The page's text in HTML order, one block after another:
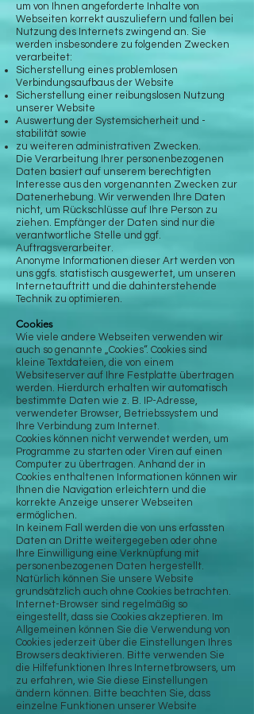
um von Ihnen angeforderte Inhalte von
Webseiten korrekt auszuliefern und fallen bei
Nutzung des Internets zwingend an. Sie
werden insbesondere zu folgenden Zwecken
verarbeitet:
Sicherstellung eines problemlosen
Verbindungsaufbaus der Website
Sicherstellung einer reibungslosen Nutzung
unserer Website
Auswertung der Systemsicherheit und -
stabilität sowie
zu weiteren administrativen Zwecken.
Die Verarbeitung Ihrer personenbezogenen
Daten basiert auf unserem berechtigten
Interesse aus den vorgenannten Zwecken zur
Datenerhebung. Wir verwenden Ihre Daten
nicht, um Rückschlüsse auf Ihre Person zu
ziehen. Empfänger der Daten sind nur die
verantwortliche Stelle und ggf.
Auftragsverarbeiter.
Anonyme Informationen dieser Art werden von
uns ggfs. statistisch ausgewertet, um unseren
Internetauftritt und die dahinterstehende
Technik zu optimieren.
Cookies
Wie viele andere Webseiten verwenden wir
auch so genannte „Cookies“. Cookies sind
kleine Textdateien, die von einem
Websiteserver auf Ihre Festplatte übertragen
werden. Hierdurch erhalten wir automatisch
bestimmte Daten wie z. B. IP-Adresse,
verwendeter Browser, Betriebssystem und
Ihre Verbindung zum Internet.
Cookies können nicht verwendet werden, um
Programme zu starten oder Viren auf einen
Computer zu übertragen. Anhand der in
Cookies enthaltenen Informationen können wir
Ihnen die Navigation erleichtern und die
korrekte Anzeige unserer Webseiten
ermöglichen.
In keinem Fall werden die von uns erfassten
Daten an Dritte weitergegeben oder ohne
Ihre Einwilligung eine Verknüpfung mit
personenbezogenen Daten hergestellt.
Natürlich können Sie unsere Website
grundsätzlich auch ohne Cookies betrachten.
Internet-Browser sind regelmäßig so
eingestellt, dass sie Cookies akzeptieren. Im
Allgemeinen können Sie die Verwendung von
Cookies jederzeit über die Einstellungen Ihres
Browsers deaktivieren. Bitte verwenden Sie
die Hilfefunktionen Ihres Internetbrowsers, um
zu erfahren, wie Sie diese Einstellungen
ändern können. Bitte beachten Sie, dass
einzelne Funktionen unserer Website